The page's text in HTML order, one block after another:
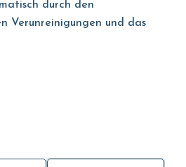
durch den
Verunreinigungen und das
ist. Zum Beispiel gibt es
ermöglichen, nur in eine
Modelle, die sich